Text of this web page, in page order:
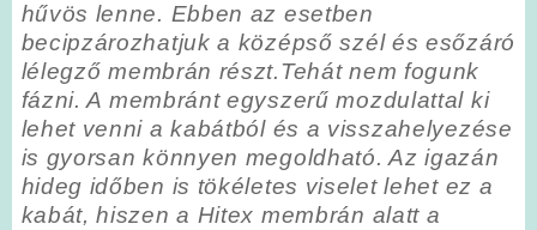
hűvös lenne. Ebben az esetben
becipzározhatjuk a középső szél és esőzáró
lélegző membrán részt.Tehát nem fogunk
fázni. A membránt egyszerű mozdulattal ki
lehet venni a kabátból és a visszahelyezése
is gyorsan könnyen megoldható. Az igazán
hideg időben is tökéletes viselet lehet ez a
kabát, hiszen a Hitex membrán alatt a